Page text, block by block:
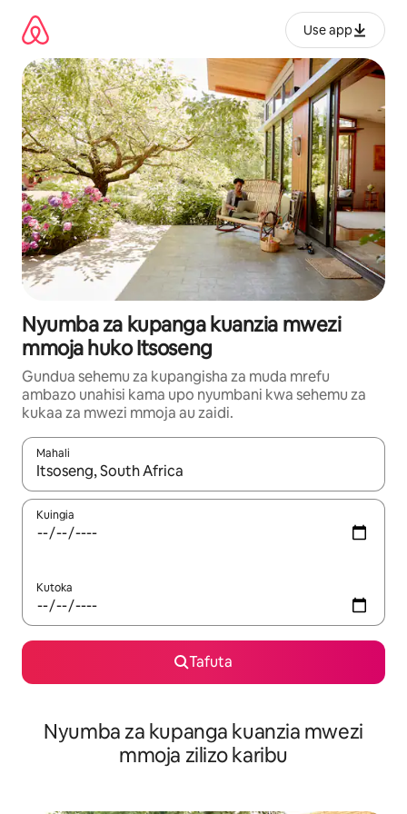
kwenda
kwenye
maudhui
Use app
Nyumba za kupanga kuanzia mwezi
mmoja huko Itsoseng
Gundua sehemu za kupangisha za muda mrefu
ambazo unahisi kama upo nyumbani kwa sehemu za
kukaa za mwezi mmoja au zaidi.
Mahali
Wakati matokeo yanapatikana, vinjari kwa kutumia vitufe vya
Kuingia
Kutoka
Tafuta
Nyumba za kupanga kuanzia mwezi
mmoja zilizo karibu